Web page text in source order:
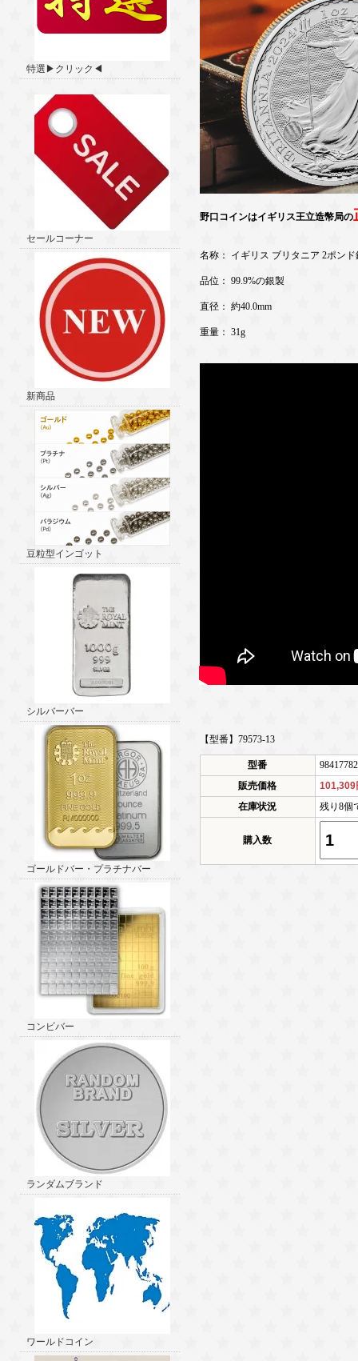
特選▶クリック◀
セールコーナー
新商品
豆粒型インゴット
シルバーバー
ゴールドバー・プラチナバー
コンビバー
ランダムブランド
ワールドコイン
野口コインはイギリス王立造幣局の
名称： イギリス ブリタニア 2ポン
品位： 99.9%の銀製
直径： 約40.0mm
重量： 31g
【型番】79573-13
型番
98417782
販売価格
101,309
在庫状況
残り8個
購入数